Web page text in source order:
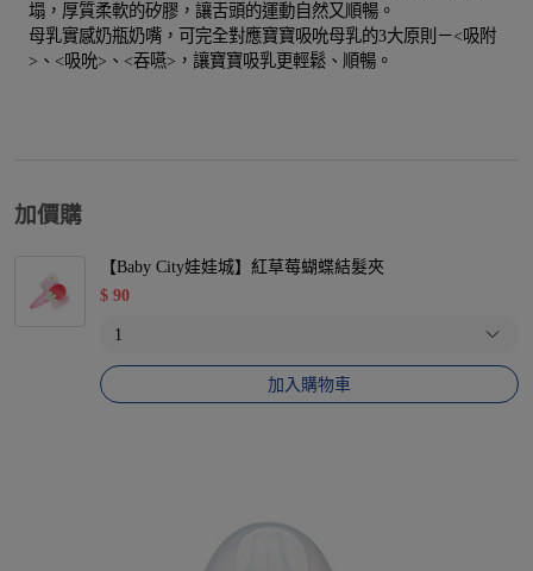
塌，厚質柔軟的矽膠，讓舌頭的運動自然又順暢。
母乳實感奶瓶奶嘴，可完全對應寶寶吸吮母乳的3大原則－<吸附
>、<吸吮>、<吞嚥>，讓寶寶吸乳更輕鬆、順暢。
加價購
【Baby City娃娃城】紅草莓蝴蝶結髮夾
$ 90
加入購物車